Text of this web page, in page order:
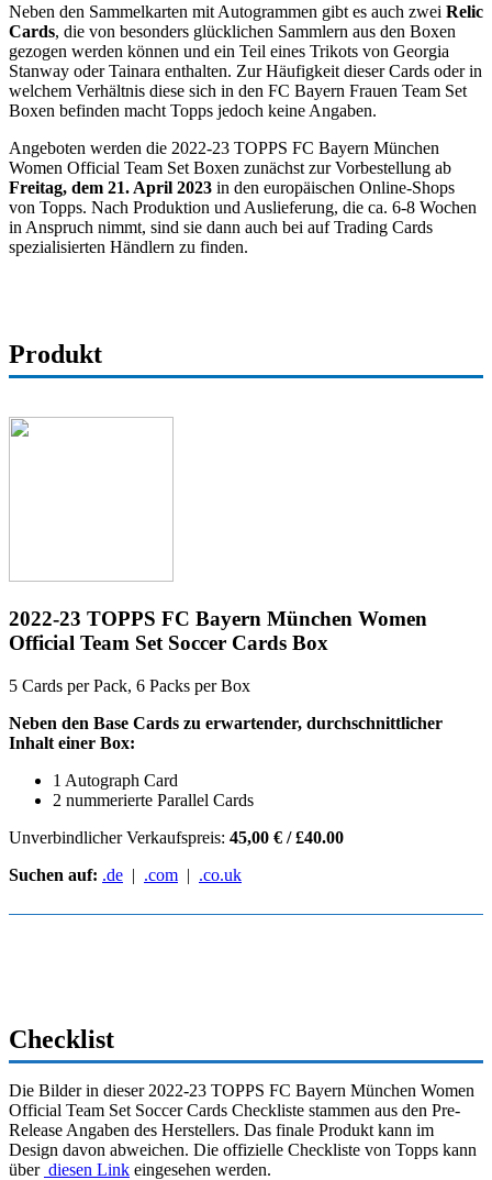
Neben den Sammelkarten mit Autogrammen gibt es auch zwei Relic
Cards, die von besonders glücklichen Sammlern aus den Boxen
gezogen werden können und ein Teil eines Trikots von Georgia
Stanway oder Tainara enthalten. Zur Häufigkeit dieser Cards oder in
welchem Verhältnis diese sich in den FC Bayern Frauen Team Set
Boxen befinden macht Topps jedoch keine Angaben.
Angeboten werden die 2022-23 TOPPS FC Bayern München
Women Official Team Set Boxen zunächst zur Vorbestellung ab
Freitag, dem 21. April 2023 in den europäischen Online-Shops
von Topps. Nach Produktion und Auslieferung, die ca. 6-8 Wochen
in Anspruch nimmt, sind sie dann auch bei auf Trading Cards
spezialisierten Händlern zu finden.
Produkt
2022-23 TOPPS FC Bayern München Women
Official Team Set Soccer Cards Box
5 Cards per Pack, 6 Packs per Box
Neben den Base Cards zu erwartender, durchschnittlicher
Inhalt einer Box:
1 Autograph Card
2 nummerierte Parallel Cards
Unverbindlicher Verkaufspreis: 45,00 € / £40.00
Suchen auf: .de | .com | .co.uk
Checklist
Die Bilder in dieser 2022-23 TOPPS FC Bayern München Women
Official Team Set Soccer Cards Checkliste stammen aus den Pre-
Release Angaben des Herstellers. Das finale Produkt kann im
Design davon abweichen. Die offizielle Checkliste von Topps kann
über diesen Link eingesehen werden.